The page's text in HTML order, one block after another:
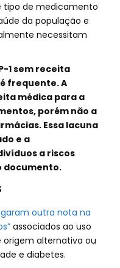
tipo de medicamento
da população e
necessitam
1 sem receita
frequente. A
médica para a
porém não a
Essa lacuna
e a
a riscos
documento.
outra nota na
associados ao uso
alternativa ou
e diabetes.